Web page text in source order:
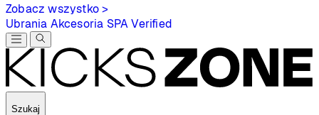
Zobacz wszystko >
Ubrania Akcesoria SPAVerified
Szukaj